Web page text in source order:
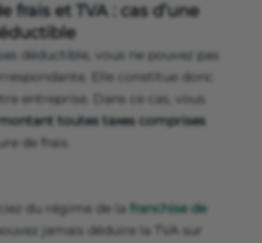
frais et TVA : cas d’une
déductible, vous ne pouvez pas
Elle constitue donc
entreprise. Dans ce cas, vous
toutes taxes comprises
de frais.
du régime de la franchise de
jamais déduire la TVA sur